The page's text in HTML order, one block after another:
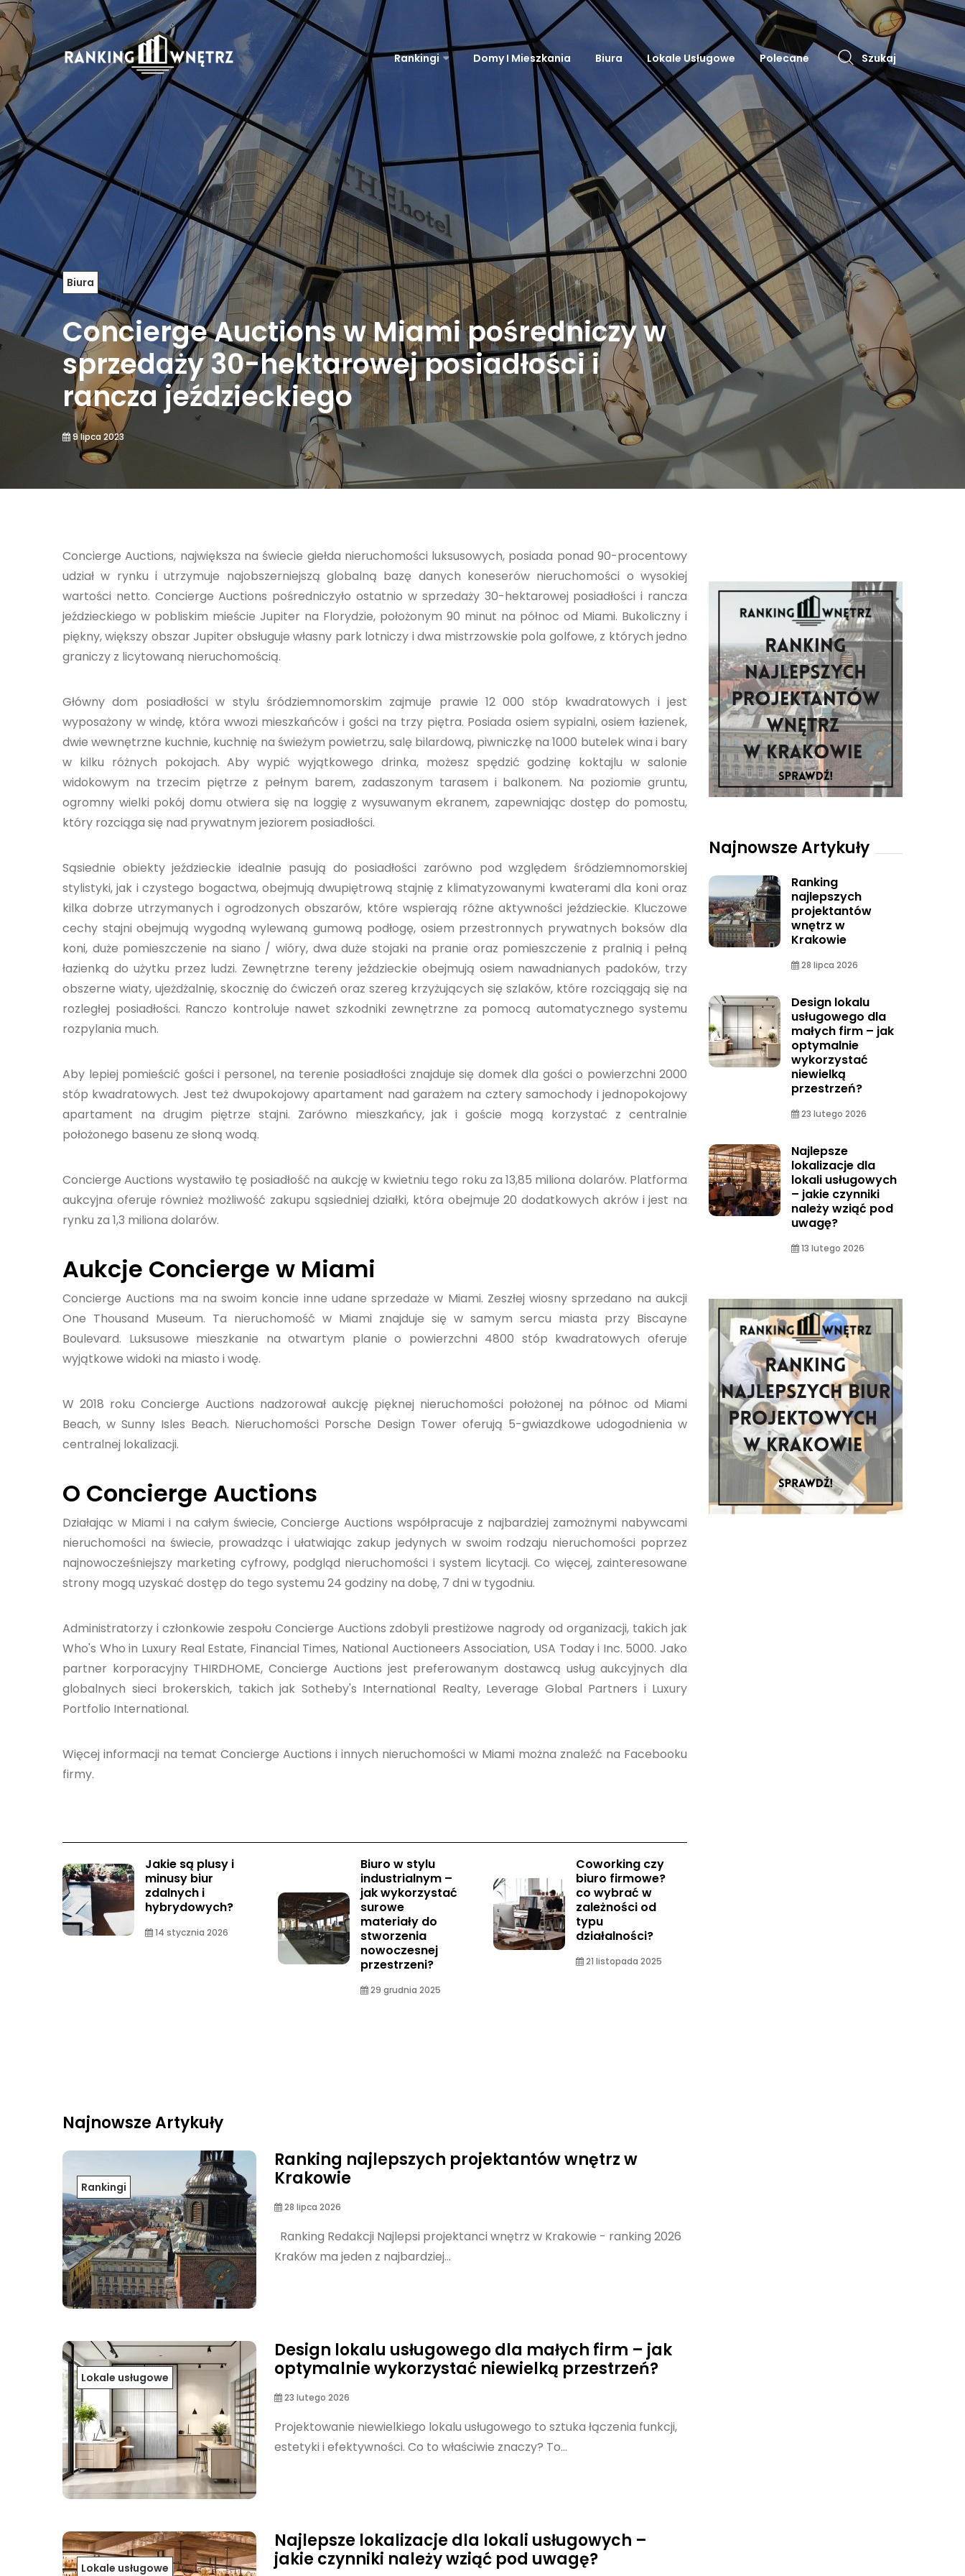
Rankingi Domy I Mieszkania Biura Lokale Usługowe Polecane Szukaj
Biura
Concierge Auctions w Miami pośredniczy w
sprzedaży 30-hektarowej posiadłości i
rancza jeździeckiego
9 lipca 2023
Concierge Auctions, największa na świecie giełda nieruchomości luksusowych, posiada ponad 90-procentowy
udział w rynku i utrzymuje najobszerniejszą globalną bazę danych koneserów nieruchomości o wysokiej
wartości netto. Concierge Auctions pośredniczyło ostatnio w sprzedaży 30-hektarowej posiadłości i rancza
jeździeckiego w pobliskim mieście Jupiter na Florydzie, położonym 90 minut na północ od Miami. Bukoliczny i
piękny, większy obszar Jupiter obsługuje własny park lotniczy i dwa mistrzowskie pola golfowe, z których jedno
graniczy z licytowaną nieruchomością.
Główny dom posiadłości w stylu śródziemnomorskim zajmuje prawie 12 000 stóp kwadratowych i jest
wyposażony w windę, która wwozi mieszkańców i gości na trzy piętra. Posiada osiem sypialni, osiem łazienek,
dwie wewnętrzne kuchnie, kuchnię na świeżym powietrzu, salę bilardową, piwniczkę na 1000 butelek wina i bary
w kilku różnych pokojach. Aby wypić wyjątkowego drinka, możesz spędzić godzinę koktajlu w salonie
widokowym na trzecim piętrze z pełnym barem, zadaszonym tarasem i balkonem. Na poziomie gruntu,
ogromny wielki pokój domu otwiera się na loggię z wysuwanym ekranem, zapewniając dostęp do pomostu,
który rozciąga się nad prywatnym jeziorem posiadłości.
Sąsiednie obiekty jeździeckie idealnie pasują do posiadłości zarówno pod względem śródziemnomorskiej
stylistyki, jak i czystego bogactwa, obejmują dwupiętrową stajnię z klimatyzowanymi kwaterami dla koni oraz
kilka dobrze utrzymanych i ogrodzonych obszarów, które wspierają różne aktywności jeździeckie. Kluczowe
cechy stajni obejmują wygodną wylewaną gumową podłogę, osiem przestronnych prywatnych boksów dla
koni, duże pomieszczenie na siano / wióry, dwa duże stojaki na pranie oraz pomieszczenie z pralnią i pełną
łazienką do użytku przez ludzi. Zewnętrzne tereny jeździeckie obejmują osiem nawadnianych padoków, trzy
obszerne wiaty, ujeżdżalnię, skocznię do ćwiczeń oraz szereg krzyżujących się szlaków, które rozciągają się na
rozległej posiadłości. Ranczo kontroluje nawet szkodniki zewnętrzne za pomocą automatycznego systemu
rozpylania much.
Aby lepiej pomieścić gości i personel, na terenie posiadłości znajduje się domek dla gości o powierzchni 2000
stóp kwadratowych. Jest też dwupokojowy apartament nad garażem na cztery samochody i jednopokojowy
apartament na drugim piętrze stajni. Zarówno mieszkańcy, jak i goście mogą korzystać z centralnie
położonego basenu ze słoną wodą.
Concierge Auctions wystawiło tę posiadłość na aukcję w kwietniu tego roku za 13,85 miliona dolarów. Platforma
aukcyjna oferuje również możliwość zakupu sąsiedniej działki, która obejmuje 20 dodatkowych akrów i jest na
rynku za 1,3 miliona dolarów.
Aukcje Concierge w Miami
Concierge Auctions ma na swoim koncie inne udane sprzedaże w Miami. Zeszłej wiosny sprzedano na aukcji
One Thousand Museum. Ta nieruchomość w Miami znajduje się w samym sercu miasta przy Biscayne
Boulevard. Luksusowe mieszkanie na otwartym planie o powierzchni 4800 stóp kwadratowych oferuje
wyjątkowe widoki na miasto i wodę.
W 2018 roku Concierge Auctions nadzorował aukcję pięknej nieruchomości położonej na północ od Miami
Beach, w Sunny Isles Beach. Nieruchomości Porsche Design Tower oferują 5-gwiazdkowe udogodnienia w
centralnej lokalizacji.
O Concierge Auctions
Działając w Miami i na całym świecie, Concierge Auctions współpracuje z najbardziej zamożnymi nabywcami
nieruchomości na świecie, prowadząc i ułatwiając zakup jedynych w swoim rodzaju nieruchomości poprzez
najnowocześniejszy marketing cyfrowy, podgląd nieruchomości i system licytacji. Co więcej, zainteresowane
strony mogą uzyskać dostęp do tego systemu 24 godziny na dobę, 7 dni w tygodniu.
Administratorzy i członkowie zespołu Concierge Auctions zdobyli prestiżowe nagrody od organizacji, takich jak
Who's Who in Luxury Real Estate, Financial Times, National Auctioneers Association, USA Today i Inc. 5000. Jako
partner korporacyjny THIRDHOME, Concierge Auctions jest preferowanym dostawcą usług aukcyjnych dla
globalnych sieci brokerskich, takich jak Sotheby's International Realty, Leverage Global Partners i Luxury
Portfolio International.
Więcej informacji na temat Concierge Auctions i innych nieruchomości w Miami można znaleźć na Facebooku
firmy.
Jakie są plusy i
minusy biur
zdalnych i
hybrydowych?
14 stycznia 2026
Biuro w stylu
industrialnym –
jak wykorzystać
surowe
materiały do
stworzenia
nowoczesnej
przestrzeni?
29 grudnia 2025
Coworking czy
biuro firmowe?
co wybrać w
zależności od
typu
działalności?
21 listopada 2025
Najnowsze Artykuły
Rankingi
Ranking najlepszych projektantów wnętrz w
Krakowie
28 lipca 2026
Ranking Redakcji Najlepsi projektanci wnętrz w Krakowie - ranking 2026
Kraków ma jeden z najbardziej...
Lokale usługowe
Design lokalu usługowego dla małych firm – jak
optymalnie wykorzystać niewielką przestrzeń?
23 lutego 2026
Projektowanie niewielkiego lokalu usługowego to sztuka łączenia funkcji,
estetyki i efektywności. Co to właściwie znaczy? To...
Lokale usługowe
Najlepsze lokalizacje dla lokali usługowych –
jakie czynniki należy wziąć pod uwagę?
Najnowsze Artykuły
Ranking
najlepszych
projektantów
wnętrz w
Krakowie
28 lipca 2026
Design lokalu
usługowego dla
małych firm – jak
optymalnie
wykorzystać
niewielką
przestrzeń?
23 lutego 2026
Najlepsze
lokalizacje dla
lokali usługowych
– jakie czynniki
należy wziąć pod
uwagę?
13 lutego 2026